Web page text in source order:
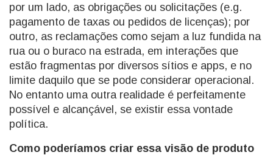
por um lado, as obrigações ou solicitações (e.g.
pagamento de taxas ou pedidos de licenças); por
outro, as reclamações como sejam a luz fundida na
rua ou o buraco na estrada, em interações que
estão fragmentas por diversos sítios e apps, e no
limite daquilo que se pode considerar operacional.
No entanto uma outra realidade é perfeitamente
possível e alcançável, se existir essa vontade
política.
Como poderíamos criar essa visão de produto